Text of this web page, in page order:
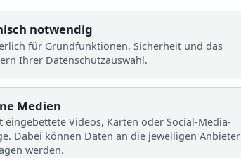
notwendig
für Grundfunktionen, Sicherheit und das
Ihrer Datenschutzauswahl.
Medien
eingebettete Videos, Karten oder Social-Media-
Dabei können Daten an die jeweiligen Anbieter
werden.